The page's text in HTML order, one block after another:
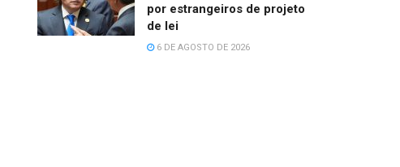
por estrangeiros de projeto
de lei
6 DE AGOSTO DE 2026